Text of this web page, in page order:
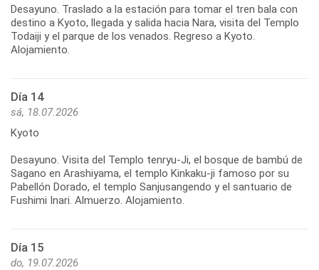
Desayuno. Traslado a la estación para tomar el tren bala con
destino a Kyoto, llegada y salida hacia Nara, visita del Templo
Todaiji y el parque de los venados. Regreso a Kyoto.
Alojamiento.
Día 14
sá, 18.07.2026
Kyoto
Desayuno. Visita del Templo tenryu-Ji, el bosque de bambú de
Sagano en Arashiyama, el templo Kinkaku-ji famoso por su
Pabellón Dorado, el templo Sanjusangendo y el santuario de
Fushimi Inari. Almuerzo. Alojamiento.
Día 15
do, 19.07.2026